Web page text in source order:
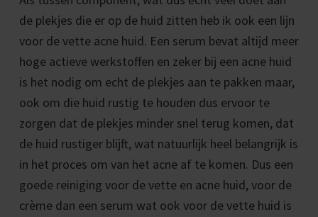
de plekjes die er op de huid zitten heb ik ook een lijn
voor de vette acne huid. Een serum bevat altijd meer
hoge actieve werkstoffen en zeker bij een acne huid
is het nodig om echt de plekjes aan te pakken maar,
ook om die huid rustig te houden dus ervoor te
zorgen dat de plekjes minder snel terug komen, dat
de huid rustiger blijft, wat natuurlijk heel belangrijk is
in het proces om van het acne af te komen. Dus een
goede reiniging voor de vette en acne huid, voor de
crème dan een serum wat ook voor de vette huid is